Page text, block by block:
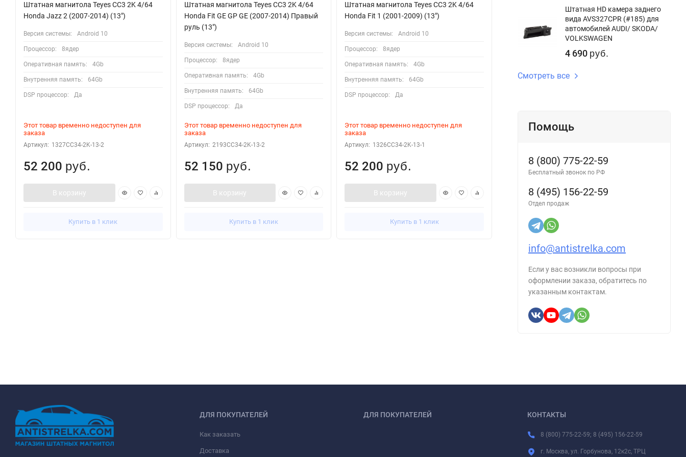
Штатная магнитола Teyes CC3 2K 4/64
Honda Jazz 2 (2007-2014) (13")
Версия системы: Android 10
Процессор: 8ядер
Оперативная память: 4Gb
Внутренняя память: 64Gb
DSP процессор: Да
Этот товар временно недоступен для
заказа
Артикул: 1327CC34-2K-13-2
52 200 руб.
В корзину
Купить в 1 клик
Штатная магнитола Teyes CC3 2K 4/64
Honda Fit GE GP GE (2007-2014) Правый
руль (13")
Версия системы: Android 10
Процессор: 8ядер
Оперативная память: 4Gb
Внутренняя память: 64Gb
DSP процессор: Да
Этот товар временно недоступен для
заказа
Артикул: 2193CC34-2K-13-2
52 150 руб.
В корзину
Купить в 1 клик
Штатная магнитола Teyes CC3 2K 4/64
Honda Fit 1 (2001-2009) (13")
Версия системы: Android 10
Процессор: 8ядер
Оперативная память: 4Gb
Внутренняя память: 64Gb
DSP процессор: Да
Этот товар временно недоступен для
заказа
Артикул: 1326CC34-2K-13-1
52 200 руб.
В корзину
Купить в 1 клик
Honda Fit 1 (2001-2009) (11")
Версия системы: Android 10
Внутренняя память: 64Gb
Этот товар временно недоступен для
52 200руб.
В корзину
Купить в 1 клик
Штатная HD камера заднего
вида AVS327CPR (#185) для
автомобилей AUDI/ SKODA/
VOLKSWAGEN
4 690 руб.
Смотреть все
Помощь
8 (800) 775-22-59
Бесплатный звонок по РФ
8 (495) 156-22-59
Отдел продаж
info@antistrelka.com
Если у вас возникли вопросы при
оформлении заказа, обратитесь по
указанным контактам.
ДЛЯ ПОКУПАТЕЛЕЙ
Как заказать
Доставка
ДЛЯ ПОКУПАТЕЛЕЙ КОНТАКТЫ
8 (800) 775-22-59; 8 (495) 156-22-59
г. Москва, ул. Горбунова, 12к2с, ТРЦ